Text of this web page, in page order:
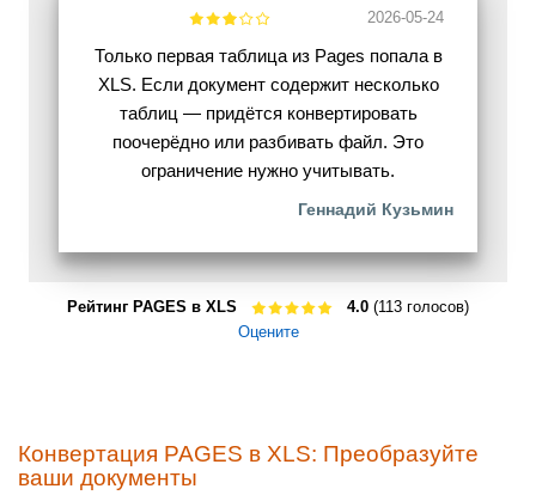
2026-05-24
Только первая таблица из Pages попала в
XLS. Если документ содержит несколько
таблиц — придётся конвертировать
поочерёдно или разбивать файл. Это
ограничение нужно учитывать.
Геннадий Кузьмин
Рейтинг PAGES в XLS 4.0 (113 голосов)
Оцените
Конвертация PAGES в XLS: Преобразуйте
ваши документы